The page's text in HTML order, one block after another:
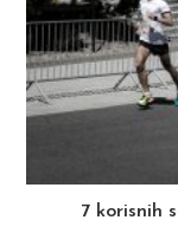
7 korisnih